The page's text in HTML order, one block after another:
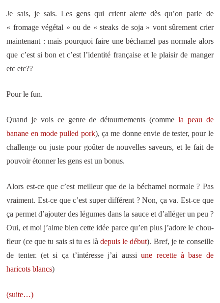
Je sais, je sais. Les gens qui crient alerte dès qu’on parle de
« fromage végétal » ou de « steaks de soja » vont sûrement crier
maintenant : mais pourquoi faire une béchamel pas normale alors
que c’est si bon et c’est l’identité française et le plaisir de manger
etc etc??
Pour le fun.
Quand je vois ce genre de détournements (comme la peau de
banane en mode pulled pork), ça me donne envie de tester, pour le
challenge ou juste pour goûter de nouvelles saveurs, et le fait de
pouvoir étonner les gens est un bonus.
Alors est-ce que c’est meilleur que de la béchamel normale ? Pas
vraiment. Est-ce que c’est super différent ? Non, ça va. Est-ce que
ça permet d’ajouter des légumes dans la sauce et d’alléger un peu ?
Oui, et moi j’aime bien cette idée parce qu’en plus j’adore le chou-
fleur (ce que tu sais si tu es là depuis le début). Bref, je te conseille
de tenter. (et si ça t’intéresse j’ai aussiune recette à base de
haricots blancs)
(suite…)